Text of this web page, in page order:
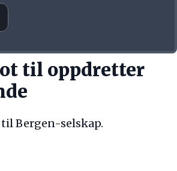
til oppdretter
Bergen-selskap.